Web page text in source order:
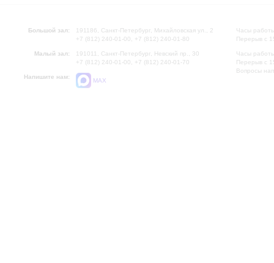
Большой зал:
191186, Санкт-Петербург, Михайловская ул., 2
+7 (812) 240-01-00, +7 (812) 240-01-80
Малый зал:
191011, Санкт-Петербург, Невский пр., 30
+7 (812) 240-01-00, +7 (812) 240-01-70
Напишите нам:
MAX
Часы
Перерыв с
Часы
Перерыв с
Вопросы